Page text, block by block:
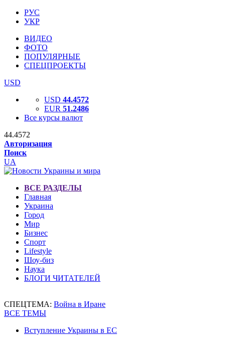
РУС
УКР
ВИДЕО
ФОТО
ПОПУЛЯРНЫЕ
СПЕЦПРОЕКТЫ
USD
USD 44.4572
EUR 51.2486
Все курсы валют
44.4572
Авторизация
Поиск
UA
ВСЕ РАЗДЕЛЫ
Главная
Украина
Город
Мир
Бизнес
Спорт
Lifestyle
Шоу-биз
Наука
БЛОГИ ЧИТАТЕЛЕЙ
СПЕЦТЕМА: Война в Иране
ВСЕ ТЕМЫ
Вступление Украины в ЕС